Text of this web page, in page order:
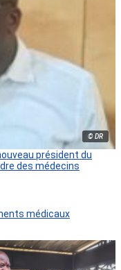
© DR
président du
des médecins
médicaux